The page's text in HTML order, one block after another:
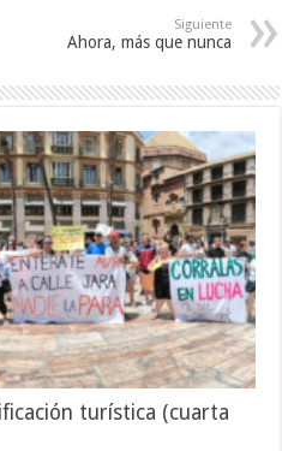
Siguiente
Ahora, más que nunca
turística (cuarta